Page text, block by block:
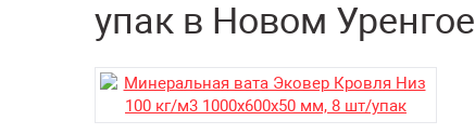
упак в Новом Уренгое